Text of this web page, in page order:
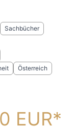
Sachbücher
Österreich
EUR